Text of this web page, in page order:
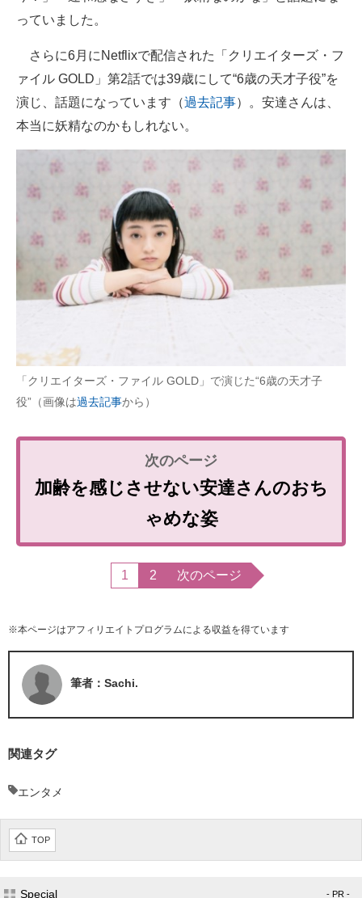
っていました。
さらに6月にNetflixで配信された「クリエイターズ・フ
ァイル GOLD」第2話では39歳にして“6歳の天才子役”を
演じ、話題になっています（過去記事）。安達さんは、
本当に妖精なのかもしれない。
「クリエイターズ・ファイル GOLD」で演じた“6歳の天才子
役”（画像は過去記事から）
加齢を感じさせない安達さんのおち
ゃめな姿
1 2 次のページ
※本ページはアフィリエイトプログラムによる収益を得ています
筆者：Sachi.
関連タグ
エンタメ
TOP
Special - PR -